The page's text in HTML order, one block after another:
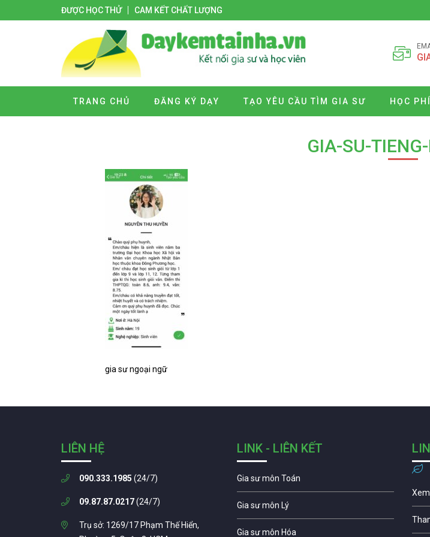
ĐƯỢC HỌC THỬ CAM KẾT CHẤT LƯỢNG
TRANG CHỦ ĐĂNG KÝ DẠY TẠO YÊU CẦU TÌM GIA SƯ HỌC
GIA-SU-
gia sư ngoại ngữ
LIÊN HỆ
090.333.1985 (24/7)
09.87.87.0217(24/7)
Trụ sở: 1269/17 Phạm Thế Hiển,
LINK - LIÊN KẾT
Gia sư môn Toán
Gia sư môn Lý
Gia sư môn Hóa